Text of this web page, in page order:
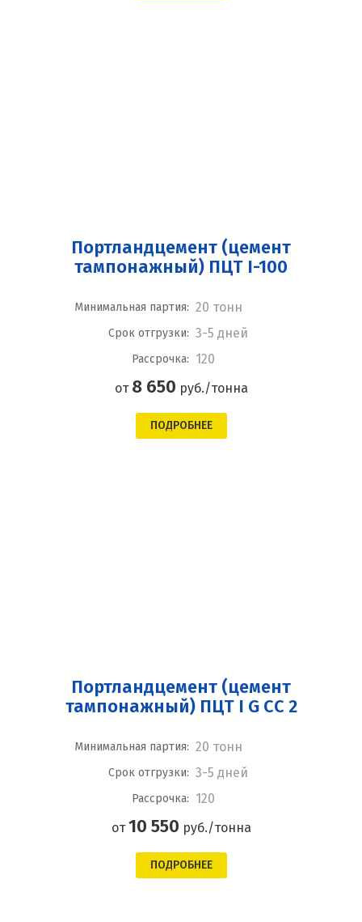
Портландцемент (цемент
тампонажный) ПЦТ I-100
Минимальная партия: 20 тонн
Срок отгрузки: 3-5 дней
Рассрочка: 120
от 8 650 руб./тонна
ПОДРОБНЕЕ
Портландцемент (цемент
тампонажный) ПЦТ I G CC 2
Минимальная партия: 20 тонн
Срок отгрузки: 3-5 дней
Рассрочка: 120
от10 550 руб./тонна
ПОДРОБНЕЕ